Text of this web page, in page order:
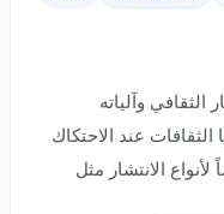
وآلياته
الثقافات عند الاحتكاك
الانتشار مثل